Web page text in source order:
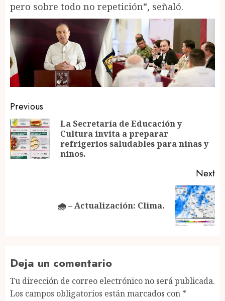
pero sobre todo no repetición”, señaló.
Post
navigation
Previous
La Secretaría de Educación y
Cultura invita a preparar
refrigerios saludables para niñas y
niños.
Next
🌧 – Actualización: Clima.
Deja un comentario
Tu dirección de correo electrónico no será publicada.
Los campos obligatorios están marcados con *